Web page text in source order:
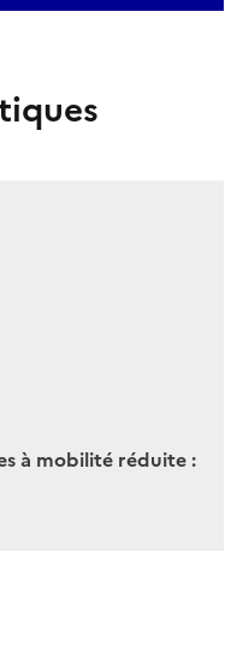
à mobilité réduite :